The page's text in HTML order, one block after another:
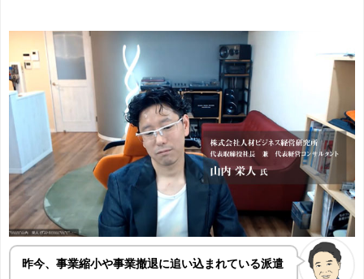
昨今、事業縮小や事業撤退に追い込まれている派遣